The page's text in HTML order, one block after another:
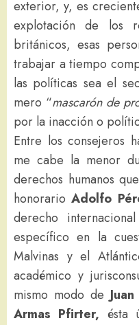
exterior, y, es
explotación de los
británicos, esas
trabajar a tiempo
las políticas sea el
mero “mascarón de
por la inacción o
Entre los consejeros
me cabe la menor
derechos humanos
honorarioAdolfo
derecho
específico en la
Malvinas y el
académico y
mismo modo de
Armas Pfirter, ésta